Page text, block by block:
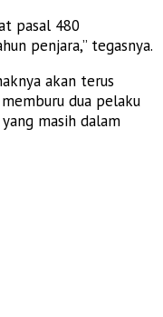
pasal 480
penjara,” tegasnya.
akan terus
dua pelaku
masih dalam